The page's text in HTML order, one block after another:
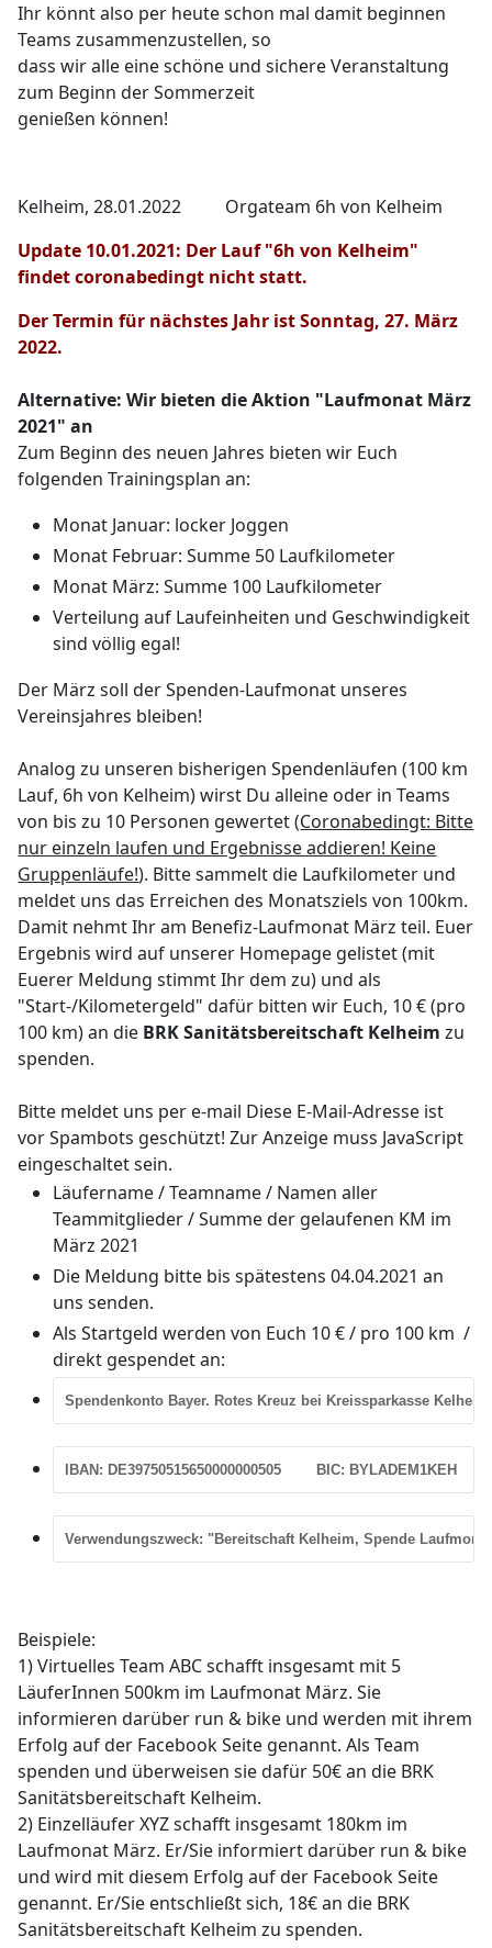
Ihr könnt also per heute schon mal damit beginnen
Teams zusammenzustellen, so
dass wir alle eine schöne und sichere Veranstaltung
zum Beginn der Sommerzeit
genießen können!
Kelheim, 28.01.2022 Orgateam 6h von Kelheim
Update 10.01.2021: Der Lauf "6h von Kelheim"
findet coronabedingt nicht statt.
Der Termin für nächstes Jahr ist Sonntag, 27. März
2022.
Alternative: Wir bieten die Aktion "Laufmonat März
2021" an
Zum Beginn des neuen Jahres bieten wir Euch
folgenden Trainingsplan an:
Monat Januar: locker Joggen
Monat Februar: Summe 50 Laufkilometer
Monat März: Summe 100 Laufkilometer
Verteilung auf Laufeinheiten und Geschwindigkeit
sind völlig egal!
Der März soll der Spenden-Laufmonat unseres
Vereinsjahres bleiben!
Analog zu unseren bisherigen Spendenläufen (100 km
Lauf, 6h von Kelheim) wirst Du alleine oder in Teams
von bis zu 10 Personen gewertet (Coronabedingt: Bitte
nur einzeln laufen und Ergebnisse addieren! Keine
Gruppenläufe!). Bitte sammelt die Laufkilometer und
meldet uns das Erreichen des Monatsziels von 100km.
Damit nehmt Ihr am Benefiz-Laufmonat März teil. Euer
Ergebnis wird auf unserer Homepage gelistet (mit
Euerer Meldung stimmt Ihr dem zu) und als
"Start-/Kilometergeld" dafür bitten wir Euch, 10 € (pro
100 km) an die BRK Sanitätsbereitschaft Kelheim zu
spenden.
Bitte meldet uns per e-mail Diese E-Mail-Adresse ist
vor Spambots geschützt! Zur Anzeige muss JavaScript
eingeschaltet sein.
Läufername / Teamname / Namen aller
Teammitglieder / Summe der gelaufenen KM im
März 2021
Die Meldung bitte bis spätestens 04.04.2021 an
uns senden.
Als Startgeld werden von Euch 10 € / pro 100 km /
direkt gespendet an:
Spendenkonto Bayer. Rotes Kreuz bei Kreissparkasse
IBAN: DE39750515650000000505        BIC: BYLADEM1KEH
Verwendungszweck: "Bereitschaft Kelheim, Spende
Beispiele:
1) Virtuelles Team ABC schafft insgesamt mit 5
LäuferInnen 500km im Laufmonat März. Sie
informieren darüber run & bike und werden mit ihrem
Erfolg auf der Facebook Seite genannt. Als Team
spenden und überweisen sie dafür 50€ an die BRK
Sanitätsbereitschaft Kelheim.
2) Einzelläufer XYZ schafft insgesamt 180km im
Laufmonat März. Er/Sie informiert darüber run & bike
und wird mit diesem Erfolg auf der Facebook Seite
genannt. Er/Sie entschließt sich, 18€ an die BRK
Sanitätsbereitschaft Kelheim zu spenden.